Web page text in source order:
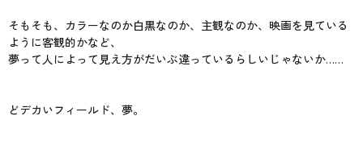
そもそも、カラーなのか白黒なのか、主観なのか、映画を見ている
ように客観的かなど、
夢って人によって見え方がだいぶ違っているらしいじゃないか……
どデカいフィールド、夢。